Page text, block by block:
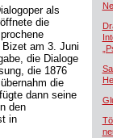
als
die
Bizet am 3. Juni
die Dialoge
die 1876
die
dann seine
den
in